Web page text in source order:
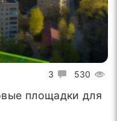
3 530
площадки для